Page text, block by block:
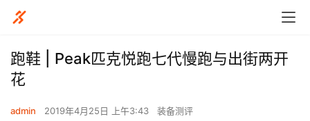
跑鞋 | Peak匹克悦跑七代慢跑与出街两开
花
admin 2019年4月25日 上午3:43 装备测评